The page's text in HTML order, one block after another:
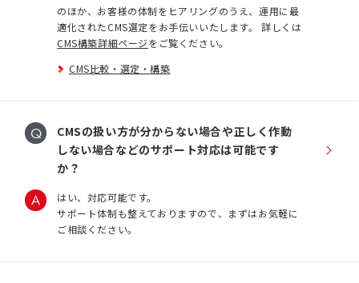
のほか、お客様の体制をヒアリングのうえ、運用に最
適化されたCMS選定をお手伝いいたします。 詳しくは
CMS構築詳細ページをご覧ください。
CMS比較・選定・構築
CMSの扱い方が分からない場合や正しく作動
しない場合などのサポート対応は可能です
か？
はい、対応可能です。
サポート体制も整えておりますので、まずはお気軽に
ご相談ください。